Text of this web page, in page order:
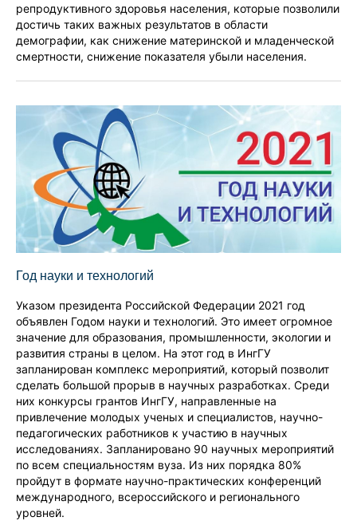
репродуктивного здоровья населения, которые позволили
достичь таких важных результатов в области
демографии, как снижение материнской и младенческой
смертности, снижение показателя убыли населения.
Год науки и технологий
Указом президента Российской Федерации 2021 год
объявлен Годом науки и технологий. Это имеет огромное
значение для образования, промышленности, экологии и
развития страны в целом. На этот год в ИнгГУ
запланирован комплекс мероприятий, который позволит
сделать большой прорыв в научных разработках. Среди
них конкурсы грантов ИнгГУ, направленные на
привлечение молодых ученых и специалистов, научно-
педагогических работников к участию в научных
исследованиях. Запланировано 90 научных мероприятий
по всем специальностям вуза. Из них порядка 80%
пройдут в формате научно-практических конференций
международного, всероссийского и регионального
уровней.